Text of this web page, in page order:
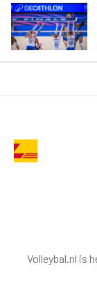
Volleybal.nl is